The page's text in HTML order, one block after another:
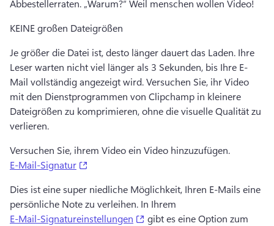
Abbestellerraten. „Warum?“ Weil menschen wollen Video!
KEINE großen Dateigrößen
Je größer die Datei ist, desto länger dauert das Laden. Ihre
Leser warten nicht viel länger als 3 Sekunden, bis Ihre E-
Mail vollständig angezeigt wird. Versuchen Sie, ihr Video
mit den Dienstprogrammen von Clipchamp in kleinere
Dateigrößen zu komprimieren, ohne die visuelle Qualität zu
verlieren.
Versuchen Sie, ihrem Video ein Video hinzuzufügen.
E-Mail-Signatur
Dies ist eine super niedliche Möglichkeit, Ihren E-Mails eine
persönliche Note zu verleihen. In Ihrem
E-Mail-Signatureinstellungen
(opens in a new tab)
gibt es eine Option zum